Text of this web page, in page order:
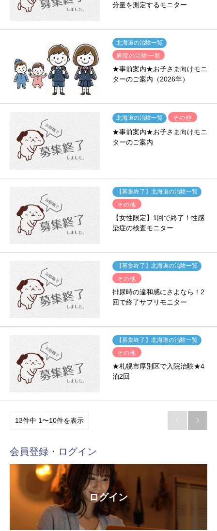
分量を測定するモニター
北海道の治験一覧
通院の治験一覧
★事前案内★お子さま向けモニ
ターのご案内（2026年）
北海道の治験一覧 その他
★事前案内★お子さま向けモニ
ターのご案内
【募集終了】北海道の治験一覧
その他
【女性限定】1回で終了！性感
染症の検査モニター
【募集終了】北海道の治験一覧
その他
排尿時の違和感にさよなら！2
回で終了サプリモニター
【募集終了】北海道の治験一覧
その他
★札幌市厚別区で入院治験★4
泊2回
13件中 1〜10件を表示  
会員登録・ログイン
ログイン